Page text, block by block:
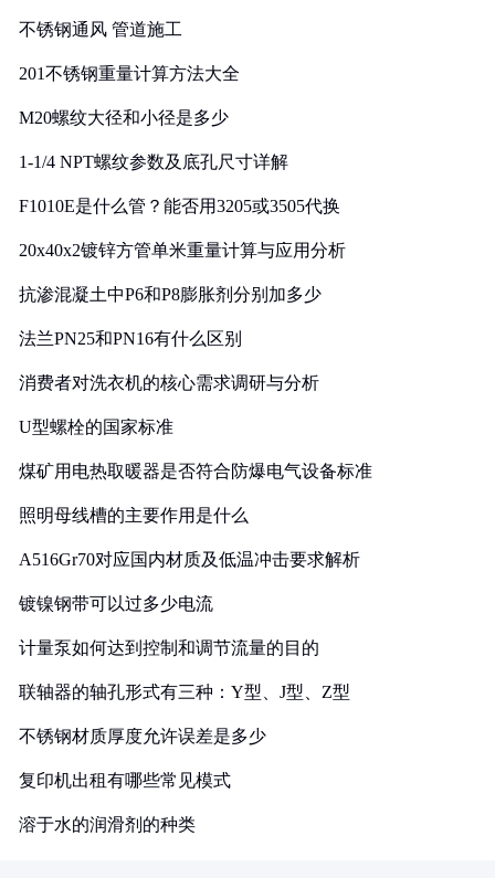
不锈钢通风 管道施工
201不锈钢重量计算方法大全
M20螺纹大径和小径是多少
1-1/4 NPT螺纹参数及底孔尺寸详解
F1010E是什么管？能否用3205或3505代换
20x40x2镀锌方管单米重量计算与应用分析
抗渗混凝土中P6和P8膨胀剂分别加多少
法兰PN25和PN16有什么区别
消费者对洗衣机的核心需求调研与分析
U型螺栓的国家标准
煤矿用电热取暖器是否符合防爆电气设备标准
照明母线槽的主要作用是什么
A516Gr70对应国内材质及低温冲击要求解析
镀镍钢带可以过多少电流
计量泵如何达到控制和调节流量的目的
联轴器的轴孔形式有三种：Y型、J型、Z型
不锈钢材质厚度允许误差是多少
复印机出租有哪些常见模式
溶于水的润滑剂的种类